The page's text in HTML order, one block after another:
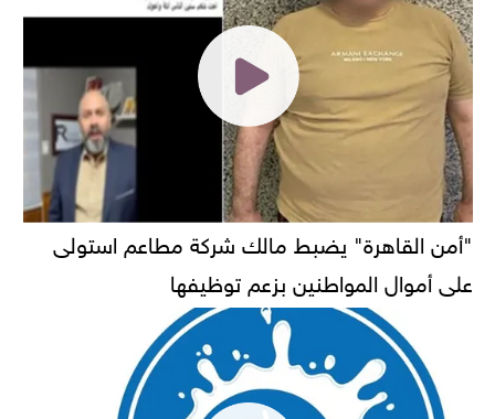
"أمن القاهرة" يضبط مالك شركة مطاعم استولى
على أموال المواطنين بزعم توظيفها